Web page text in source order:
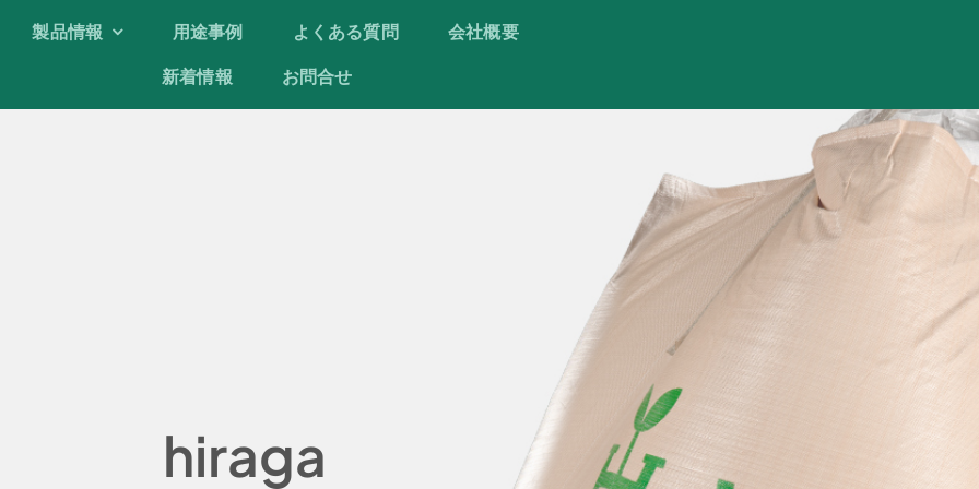
製品情報 用途事例 よくある質問
会社概要
新着情報
お問合せ
製品情報 用途事例 よくある質問
会社概要
新着情報
お問合せ
hiraga